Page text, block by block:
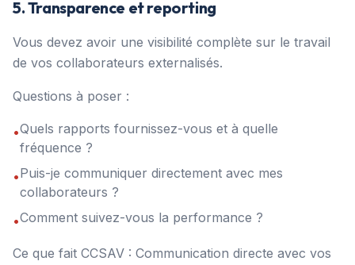
5. Transparence et reporting
Vous devez avoir une visibilité complète sur le travail
de vos collaborateurs externalisés.
Questions à poser :
•Quels rapports fournissez-vous et à quelle
fréquence ?
•Puis-je communiquer directement avec mes
collaborateurs ?
•Comment suivez-vous la performance ?
Ce que fait CCSAV : Communication directe avec vos